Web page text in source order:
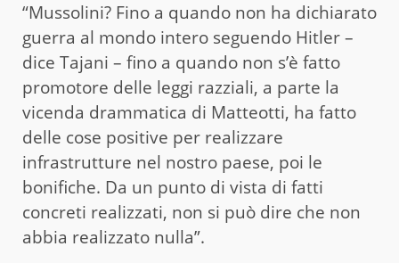
“Mussolini? Fino a quando non ha dichiarato
guerra al mondo intero seguendo Hitler –
dice Tajani – fino a quando non s’è fatto
promotore delle leggi razziali, a parte la
vicenda drammatica di Matteotti, ha fatto
delle cose positive per realizzare
infrastrutture nel nostro paese, poi le
bonifiche. Da un punto di vista di fatti
concreti realizzati, non si può dire che non
abbia realizzato nulla”.